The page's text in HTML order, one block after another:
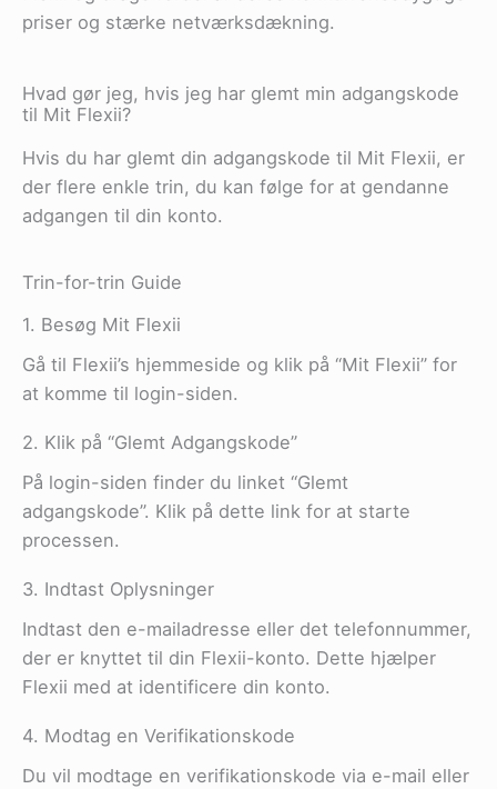
priser og stærke netværksdækning​.
Hvad gør jeg, hvis jeg har glemt min adgangskode
til Mit Flexii?
Hvis du har glemt din adgangskode til Mit Flexii, er
der flere enkle trin, du kan følge for at gendanne
adgangen til din konto.
Trin-for-trin Guide
1. Besøg Mit Flexii
Gå til Flexii’s hjemmeside og klik på “Mit Flexii” for
at komme til login-siden.
2. Klik på “Glemt Adgangskode”
På login-siden finder du linket “Glemt
adgangskode”. Klik på dette link for at starte
processen.
3. Indtast Oplysninger
Indtast den e-mailadresse eller det telefonnummer,
der er knyttet til din Flexii-konto. Dette hjælper
Flexii med at identificere din konto.
4. Modtag en Verifikationskode
Du vil modtage en verifikationskode via e-mail eller